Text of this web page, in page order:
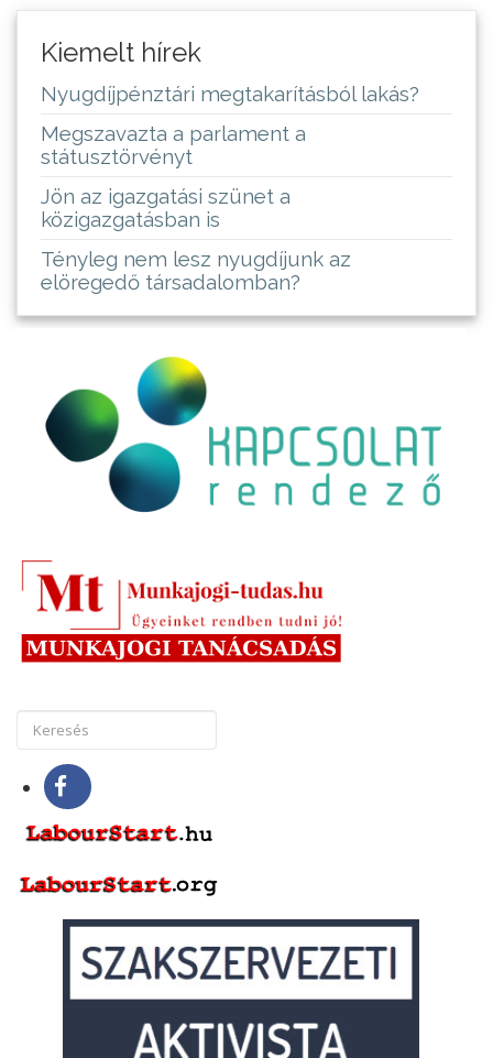
Kiemelt hírek
Nyugdíjpénztári megtakarításból lakás?
Megszavazta a parlament a
státusztörvényt
Jön az igazgatási szünet a
közigazgatásban is
Tényleg nem lesz nyugdíjunk az
elöregedő társadalomban?